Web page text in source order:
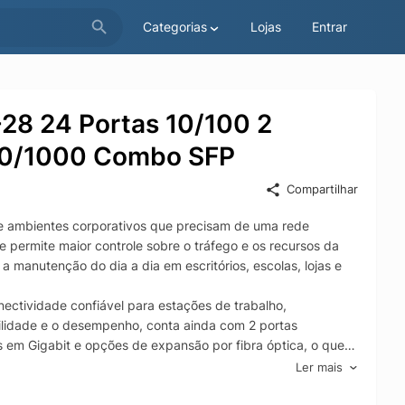
Categorias Lojas Entrar
24 Portas 10/100 2
1000 Combo SFP
Compartilhar
ambientes corporativos que precisam de uma rede
maior controle sobre o tráfego e os recursos da
manutenção do dia a dia em escritórios, escolas, lojas e
confiável para estações de trabalho,
e o desempenho, conta ainda com 2 portas
Gigabit e opções de expansão por fibra óptica, o que
Ler mais